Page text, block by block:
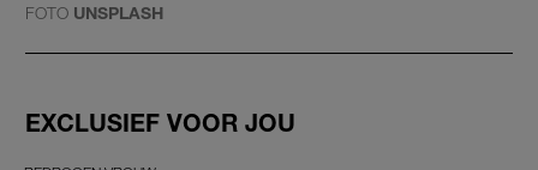
FOTO UNSPLASH
EXCLUSIEF VOOR JOU